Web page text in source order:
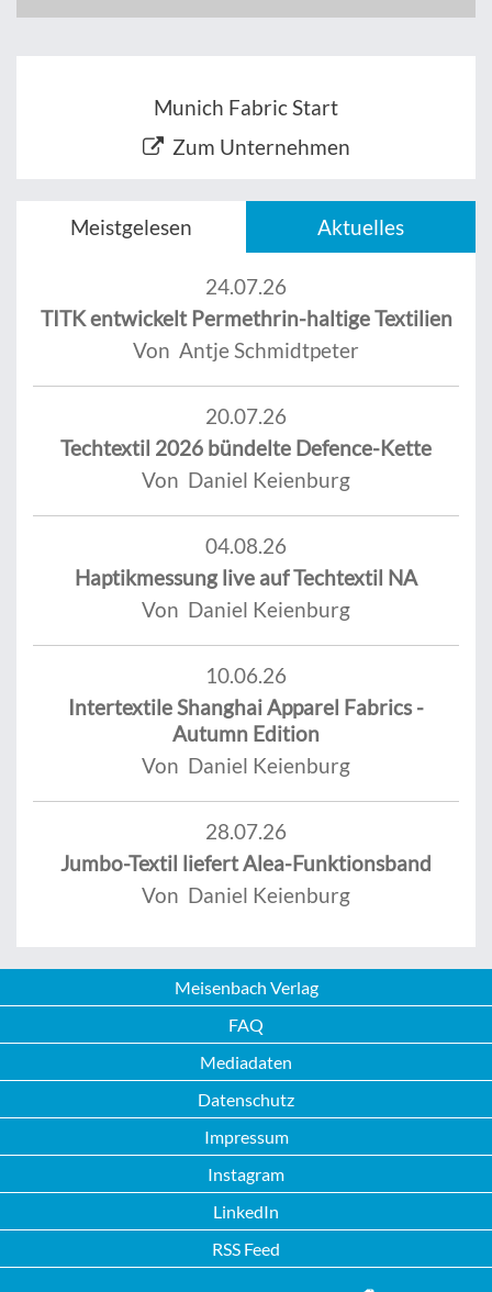
Munich Fabric Start
Zum Unternehmen
Meistgelesen Aktuelles
24.07.26
TITK entwickelt Permethrin-haltige Textilien
Von Antje Schmidtpeter
20.07.26
Techtextil 2026 bündelte Defence-Kette
Von Daniel Keienburg
04.08.26
Haptikmessung live auf Techtextil NA
Von Daniel Keienburg
10.06.26
Intertextile Shanghai Apparel Fabrics -
Autumn Edition
Von Daniel Keienburg
28.07.26
Jumbo-Textil liefert Alea-Funktionsband
Von Daniel Keienburg
Meisenbach Verlag
FAQ
Mediadaten
Datenschutz
Impressum
Instagram
LinkedIn
RSS Feed